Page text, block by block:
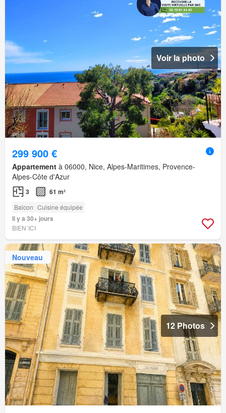
Voir la photo
299 900 €
Appartement à 06000, Nice, Alpes-Maritimes, Provence-
Alpes-Côte d'Azur
3 61 m²
Balcon Cuisine équipée
Il y a 30+ jours
BIEN´ICI
Nouveau
12 Photos